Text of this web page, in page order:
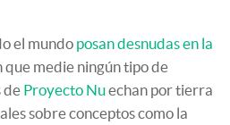
el mundo posan desnudas en la
que medie ningún tipo de
de Proyecto Nuechan por tierra
sobre conceptos como la